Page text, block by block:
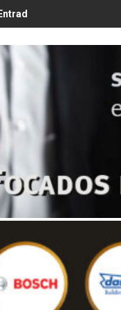
regulamentação do